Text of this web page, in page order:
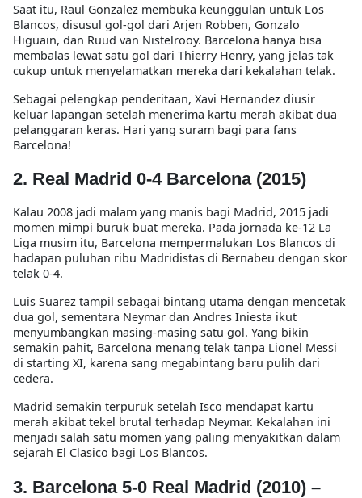
Saat itu, Raul Gonzalez membuka keunggulan untuk Los
Blancos, disusul gol-gol dari Arjen Robben, Gonzalo
Higuain, dan Ruud van Nistelrooy. Barcelona hanya bisa
membalas lewat satu gol dari Thierry Henry, yang jelas tak
cukup untuk menyelamatkan mereka dari kekalahan telak.
Sebagai pelengkap penderitaan, Xavi Hernandez diusir
keluar lapangan setelah menerima kartu merah akibat dua
pelanggaran keras. Hari yang suram bagi para fans
Barcelona!
2. Real Madrid 0-4 Barcelona (2015)
Kalau 2008 jadi malam yang manis bagi Madrid, 2015 jadi
momen mimpi buruk buat mereka. Pada jornada ke-12 La
Liga musim itu, Barcelona mempermalukan Los Blancos di
hadapan puluhan ribu Madridistas di Bernabeu dengan skor
telak 0-4.
Luis Suarez tampil sebagai bintang utama dengan mencetak
dua gol, sementara Neymar dan Andres Iniesta ikut
menyumbangkan masing-masing satu gol. Yang bikin
semakin pahit, Barcelona menang telak tanpa Lionel Messi
di starting XI, karena sang megabintang baru pulih dari
cedera.
Madrid semakin terpuruk setelah Isco mendapat kartu
merah akibat tekel brutal terhadap Neymar. Kekalahan ini
menjadi salah satu momen yang paling menyakitkan dalam
sejarah El Clasico bagi Los Blancos.
3. Barcelona 5-0 Real Madrid (2010) –